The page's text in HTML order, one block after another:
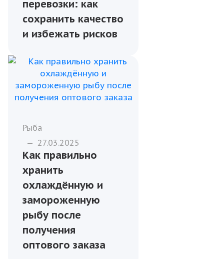
рефрижератора
для оптовой
перевозки: как
и избежать рисков
Рыба
— 27.03.2025
Как правильно
хранить
охлаждённую и
замороженную
рыбу после